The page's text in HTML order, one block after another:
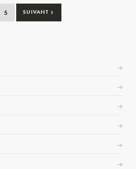
5 SUIVANT ›